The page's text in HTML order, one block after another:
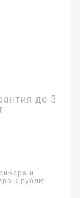
до 5
и
к рублю